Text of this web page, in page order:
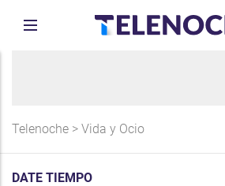
Telenoche > Vida y Ocio
DATE TIEMPO